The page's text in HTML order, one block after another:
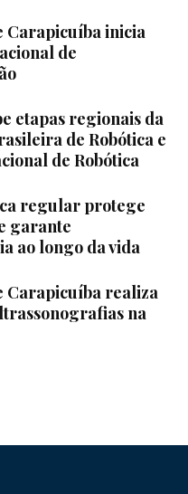
Carapicuíba inicia
de
etapas regionais da
de Robótica e
de Robótica
regular protege
garante
ao longo da vida
Carapicuíba realiza
na